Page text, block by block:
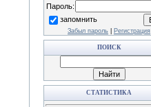
Пароль:
запомнить
Забыл пароль Регистрация
ПОИСК
СТАТИСТИКА